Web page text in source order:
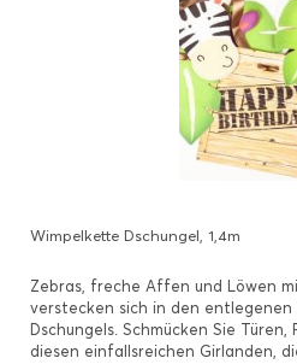
Wimpelkette Dschungel, 1,4m
Zebras, freche Affen und Löwen
verstecken sich in den entlegenen
Dschungels. Schmücken Sie
diesen einfallsreichen Girlanden,